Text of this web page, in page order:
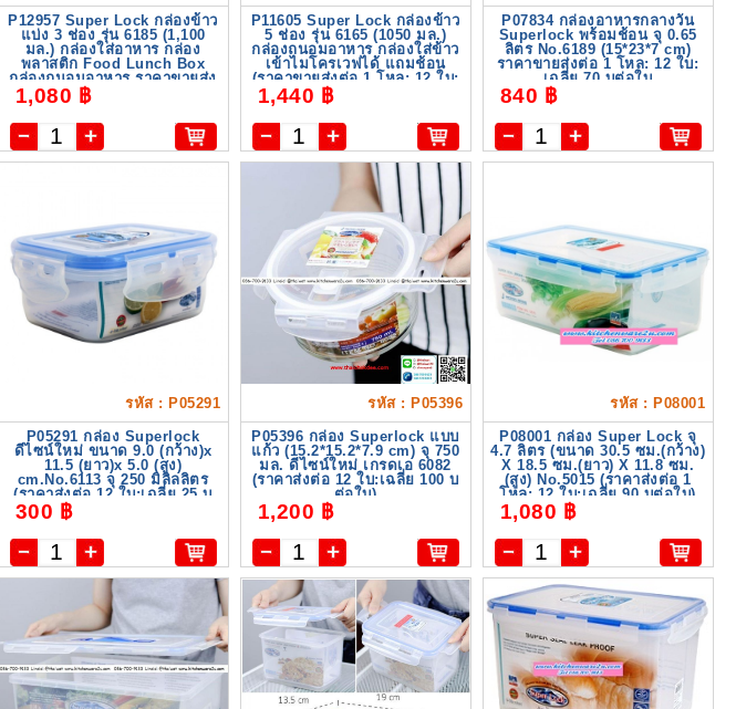
P12957 Super Lock กล่องข้าว
แบ่ง 3 ช่อง รุ่น 6185 (1,100
มล.) กล่องใส่อาหาร กล่อง
พลาสติก Food Lunch Box
กล่องถนอมอาหาร ราคาขายส่ง
ต่อ 1 โหล: 12 ใบ : เฉล
1,080 ฿
P11605 Super Lock กล่องข้าว
5 ช่อง รุ่น 6165 (1050 มล.)
กล่องถนอมอาหาร กล่องใส่ข้าว
เข้าไมโครเวฟได้ แถมช้อน
(ราคาขายส่งต่อ 1 โหล: 12 ใบ:
เฉลี่ย 120 บต
1,440 ฿
P07834 กล่องอาหารกลางวัน
Superlock พร้อมช้อน จุ 0.65
ลิตร No.6189 (15*23*7 cm)
ราคาขายส่งต่อ 1 โหล: 12 ใบ:
เฉลี่ย 70 บต่อใบ
840 ฿
รหัส : P05291
P05291 กล่อง Superlock
ดีไซน์ใหม่ ขนาด 9.0 (กว้าง)x
11.5 (ยาว)x 5.0 (สูง)
cm.No.6113 จุ 250 มิลิลลิตร
(ราคาส่งต่อ 12 ใบ:เฉลี่ย 25 บ
300 ฿
รหัส : P05396
P05396 กล่อง Superlock แบบ
แก้ว (15.2*15.2*7.9 cm) จุ 750
มล. ดีไซน์ใหม่ เกรดเอ 6082
(ราคาส่งต่อ 12 ใบ:เฉลี่ย 100 บ
ต่อใบ)
1,200 ฿
รหัส : P08001
P08001 กล่อง Super Lock จุ
4.7 ลิตร (ขนาด 30.5 ซม.(กว้าง)
X 18.5 ซม.(ยาว) X 11.8 ซม.
(สูง) No.5015 (ราคาส่งต่อ 1
โหล: 12 ใบ:เฉลี่ย 90 บต่อใบ)
1,080 ฿